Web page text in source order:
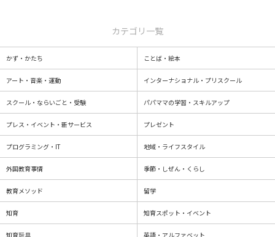
カテゴリ一覧
かず・かたち ことば・絵本
アート・音楽・運動 インターナショナル・プリスクール
スクール・ならいごと・受験 パパママの学習・スキルアップ
プレス・イベント・新サービス プレゼント
プログラミング・IT 地域・ライフスタイル
外国教育事情 季節・しぜん・くらし
教育メソッド 留学
知育 知育スポット・イベント
知育玩具 英語・アルファベット